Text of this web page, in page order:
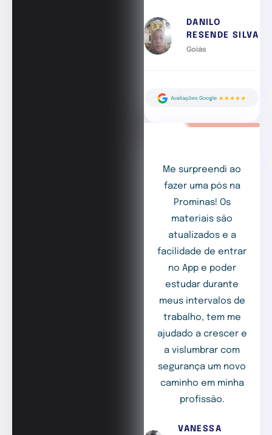
DANILO
RESENDE SILVA
Goiás
Me surpreendi ao
fazer uma pós na
Prominas! Os
materiais são
atualizados e a
facilidade de entrar
no App e poder
estudar durante
meus intervalos de
trabalho, tem me
ajudado a crescer e
a vislumbrar com
segurança um novo
caminho em minha
profissão.
VANESSA